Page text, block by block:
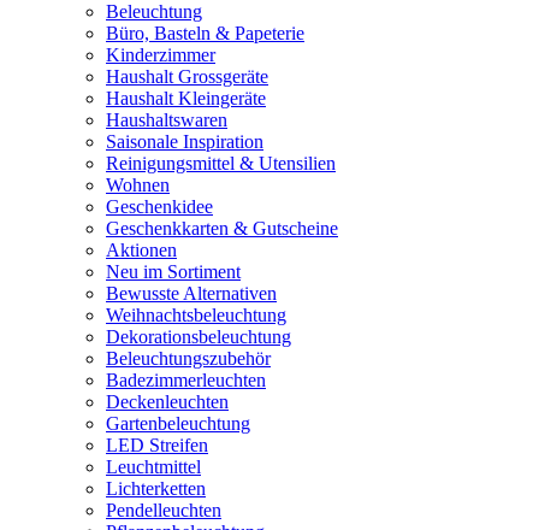
Beleuchtung
Büro, Basteln & Papeterie
Kinderzimmer
Haushalt Grossgeräte
Haushalt Kleingeräte
Haushaltswaren
Saisonale Inspiration
Reinigungsmittel & Utensilien
Wohnen
Geschenkidee
Geschenkkarten & Gutscheine
Aktionen
Neu im Sortiment
Bewusste Alternativen
Weihnachtsbeleuchtung
Dekorationsbeleuchtung
Beleuchtungszubehör
Badezimmerleuchten
Deckenleuchten
Gartenbeleuchtung
LED Streifen
Leuchtmittel
Lichterketten
Pendelleuchten